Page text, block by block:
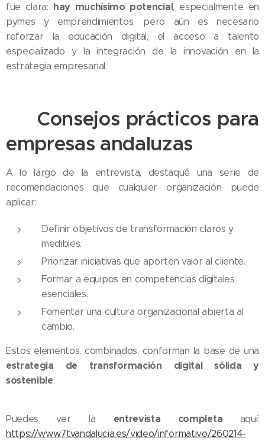
fue clara: hay muchísimo potencial, especialmente en
pymes y emprendimientos, pero aún es necesario
reforzar la educación digital, el acceso a talento
especializado y la integración de la innovación en la
estrategia empresarial.
🎯 Consejos prácticos para
empresas andaluzas
A lo largo de la entrevista, destaqué una serie de
recomendaciones que cualquier organización puede
aplicar:
Definir objetivos de transformación claros y
medibles.
Priorizar iniciativas que aporten valor al cliente.
Formar a equipos en competencias digitales
esenciales.
Fomentar una cultura organizacional abierta al
cambio.
Estos elementos, combinados, conforman la base de una
estrategia de transformación digital sólida y
sostenible.
Puedes ver la entrevista completa
aquí:
https://www.7tvandalucia.es/video/informativo/260214-